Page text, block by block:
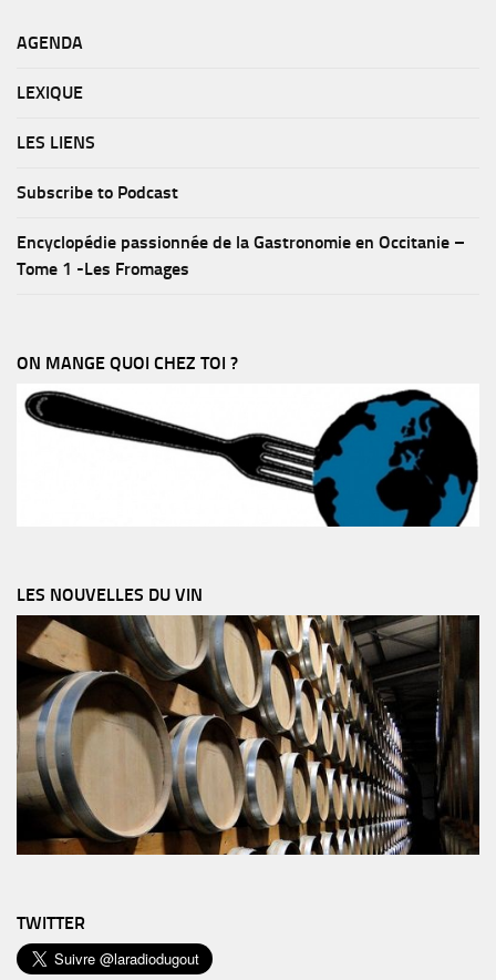
AGENDA
LEXIQUE
LES LIENS
Subscribe to Podcast
Encyclopédie passionnée de la Gastronomie en Occitanie –
Tome 1 -Les Fromages
ON MANGE QUOI CHEZ TOI ?
LES NOUVELLES DU VIN
TWITTER